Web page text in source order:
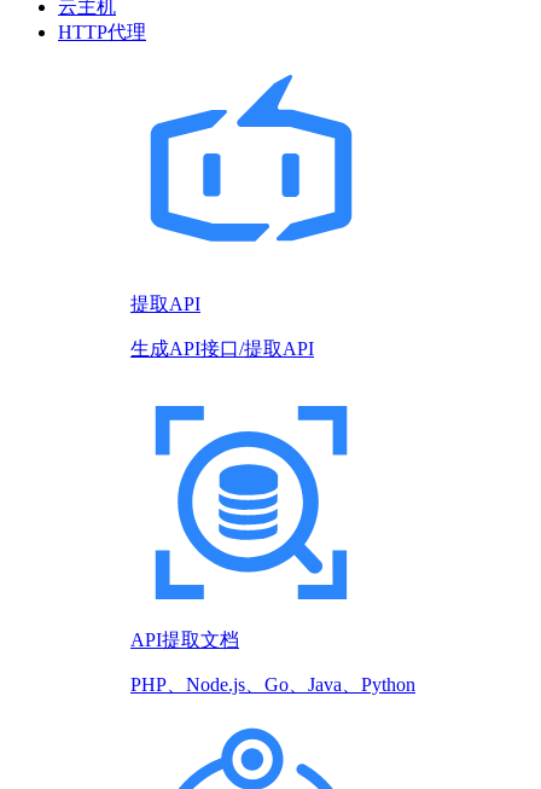
云主机
HTTP代理
提取API
生成API接口/提取API
API提取文档
PHP、Node.js、Go、Java、Python